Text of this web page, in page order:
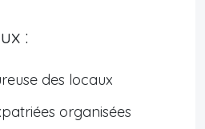
:
des locaux
organisées